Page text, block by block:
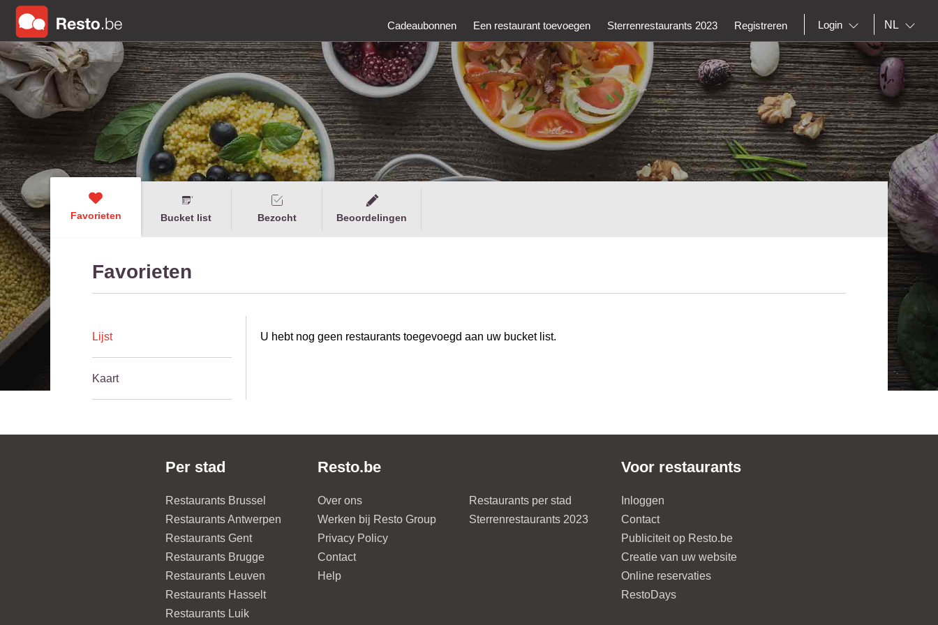
Cadeaubonnen Een restaurant toevoegen Sterrenrestaurants 2023 Registreren Login NL
Favorieten Bucket list Bezocht Beoordelingen
Favorieten
Lijst
Kaart
U hebt nog geen restaurants toegevoegd aan uw bucket list.
Per stad
Restaurants Brussel
Restaurants Antwerpen
Restaurants Gent
Restaurants Brugge
Restaurants Leuven
Restaurants Hasselt
Restaurants Luik
Resto.be
Over ons
Werken bij Resto Group
Privacy Policy
Contact
Help
Restaurants per stad
Sterrenrestaurants 2023
Voor restaurants
Inloggen
Contact
Publiciteit op Resto.be
Creatie van uw website
Online reservaties
RestoDays